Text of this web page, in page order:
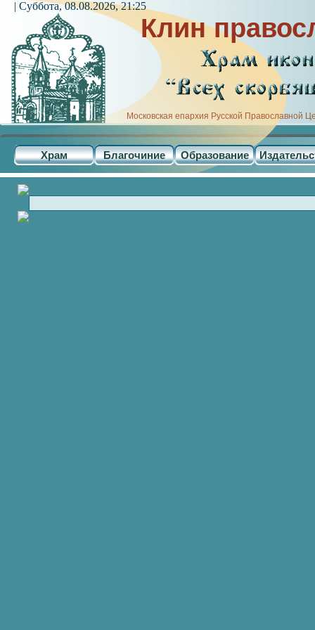
Клин
Московская епархия Русской Православной
Храм Благочиние Образование
| Суббота, 08.08.2026, 21:25